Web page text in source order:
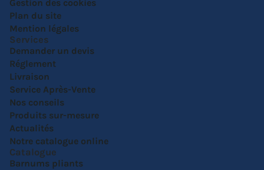
Gestion des cookies
Plan du site
Mention légales
Services
Demander un devis
Réglement
Livraison
Service Après-Vente
Nos conseils
Produits sur-mesure
Actualités
Notre catalogue online
Catalogue
Barnums pliants